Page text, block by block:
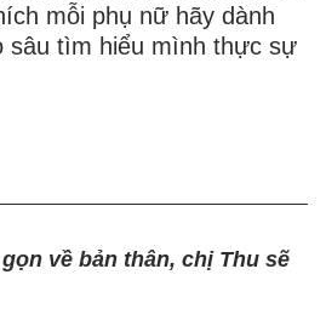
mỗi phụ nữ hãy dành
sâu tìm hiểu mình thực sự
về bản thân, chị Thu sẽ